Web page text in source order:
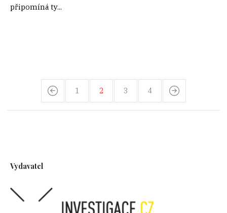
připomíná ty...
1 2 3 4
Vydavatel